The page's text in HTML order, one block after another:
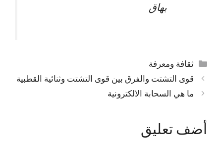
بهاق
التصنيفات
ثقافة ومعرفة
قوى التشتت والفرق بين قوى التشتت وثنائية القطبية
ما هي السحابة الالكترونية
أضف تعليق